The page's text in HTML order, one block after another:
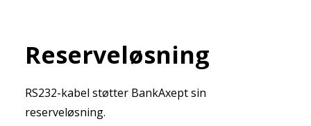
Reserveløsning
RS232-kabel støtter BankAxept sin
reserveløsning.